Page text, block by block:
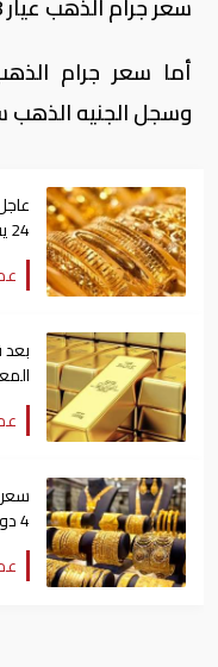
وسجل الجنيه الذهب سعرا
24 يفقد 700 جنيه دفعة واحدة
سعر
4 دولارات جدد